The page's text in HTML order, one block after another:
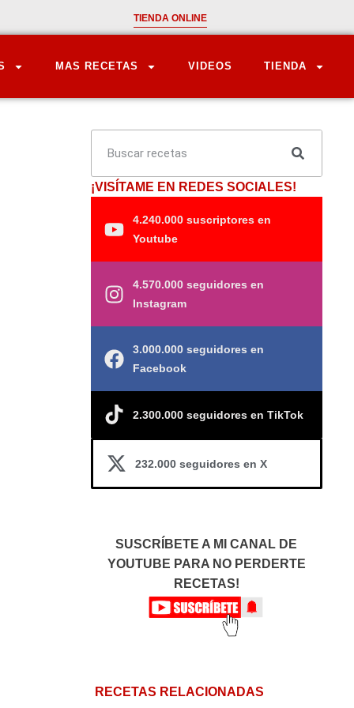
TIENDA ONLINE
MAS RECETAS VIDEOS TIENDA
¡VISÍTAME EN REDES SOCIALES!
4.240.000 suscriptores en
Youtube
4.570.000 seguidores en
Instagram
3.000.000 seguidores en
Facebook
2.300.000 seguidores en TikTok
232.000 seguidores en X
SUSCRÍBETE A MI CANAL DE
YOUTUBE PARA NO PERDERTE
RECETAS!
RECETAS RELACIONADAS